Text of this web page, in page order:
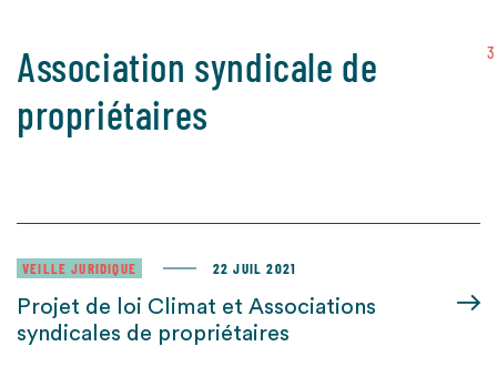
Association syndicale de
propriétaires
3
VEILLE JURIDIQUE 22 JUIL 2021
Projet de loi Climat et Associations
syndicales de propriétaires